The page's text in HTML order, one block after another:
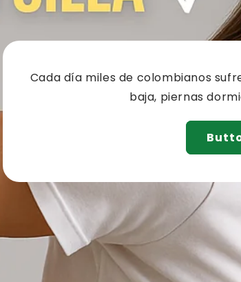
Cada día miles de colombianos
baja, piernas